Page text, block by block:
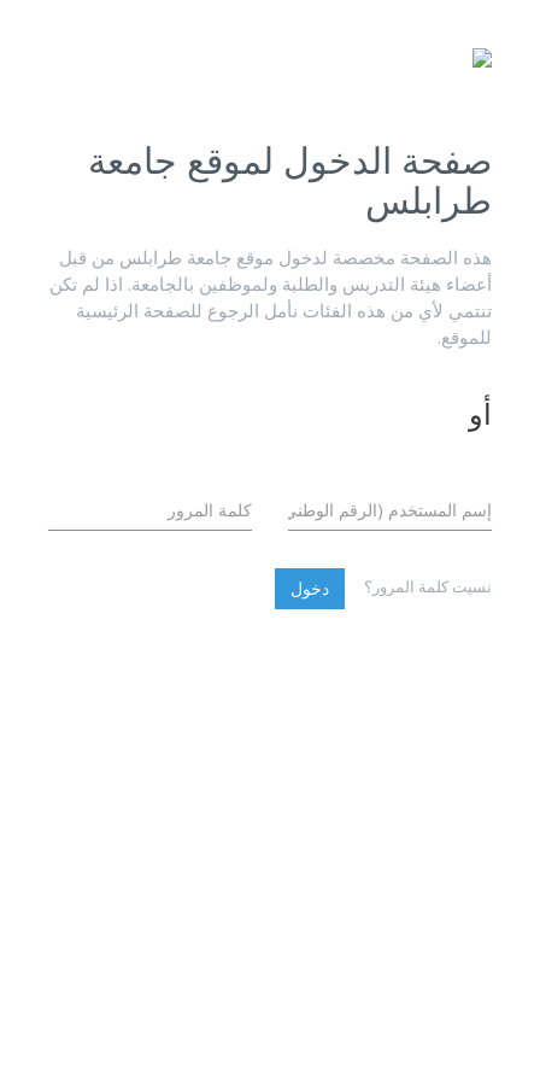
صفحة الدخول لموقع جامعة
طرابلس
هذه الصفحة مخصصة لدخول موقع جامعة طرابلس من قبل
أعضاء هيئة التدريس والطلبة ولموظفين بالجامعة. اذا لم تكن
تنتمي لأي من هذه الفئات نأمل الرجوع للصفحة الرئيسية
للموقع.
أو
نسيت كلمة المرور؟ دخول